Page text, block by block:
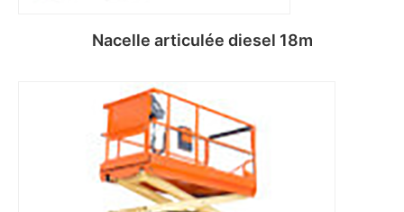
Nacelle articulée diesel 18m
Lire la suite